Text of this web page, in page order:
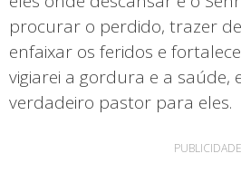
procurar o perdido, trazer
enfaixar os feridos e
vigiarei a gordura e a saúde,
verdadeiro pastor para eles.
PUBLICIDADE